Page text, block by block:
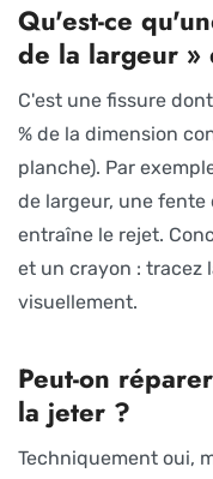
Qu'est-ce
de la largeur »
C'est une fissure
% de la dimension
planche). Par
de largeur, une fente
entraîne le rejet.
et un crayon : tracez
visuellement.
Peut-on
la jeter ?
Techniquement oui,